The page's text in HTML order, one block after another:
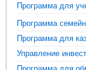
Программа для
Программа
Программа для
Управление